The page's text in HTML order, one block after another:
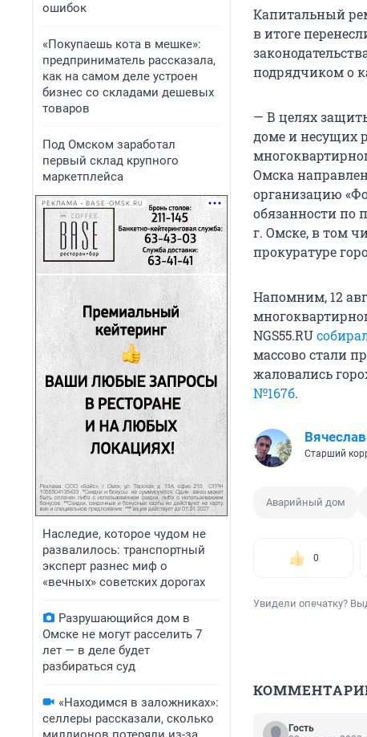
ошибок
«Покупаешь кота в мешке»:
предприниматель рассказала,
как на самом деле устроен
бизнес со складами дешевых
товаров
Под Омском заработал
первый склад крупного
маркетплейса
РЕКЛАМА • BASE-OMSK.RU
Наследие, которое чудом не
развалилось: транспортный
эксперт разнес миф о
«вечных» советских дорогах
Разрушающийся дом в
Омске не могут расселить 7
лет — в деле будет
разбираться суд
«Находимся в заложниках»:
селлеры рассказали, сколько
Капитальный
в итоге
подрядчиком о
— В целях
доме и несущих
Омска
организацию
обязанности по
г. Омске, в том
прокуратуре
Напомним, 12
NGS55.RU
массово стали
жаловались
№167б.
Старший
Аварийный дом
0
Увидели опечатку?
Гость